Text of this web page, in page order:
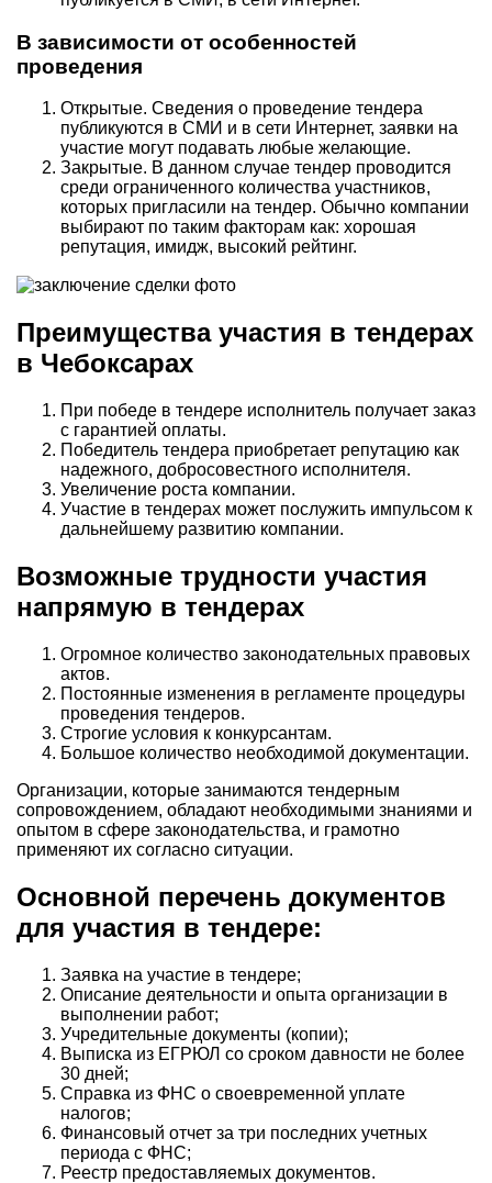
В зависимости от особенностей
проведения
Открытые. Сведения о проведение тендера
публикуются в СМИ и в сети Интернет, заявки на
участие могут подавать любые желающие.
Закрытые. В данном случае тендер проводится
среди ограниченного количества участников,
которых пригласили на тендер. Обычно компании
выбирают по таким факторам как: хорошая
репутация, имидж, высокий рейтинг.
Преимущества участия в тендерах
в Чебоксарах
При победе в тендере исполнитель получает заказ
с гарантией оплаты.
Победитель тендера приобретает репутацию как
надежного, добросовестного исполнителя.
Увеличение роста компании.
Участие в тендерах может послужить импульсом к
дальнейшему развитию компании.
Возможные трудности участия
напрямую в тендерах
Огромное количество законодательных правовых
актов.
Постоянные изменения в регламенте процедуры
проведения тендеров.
Строгие условия к конкурсантам.
Большое количество необходимой документации.
Организации, которые занимаются тендерным
сопровождением, обладают необходимыми знаниями и
опытом в сфере законодательства, и грамотно
применяют их согласно ситуации.
Основной перечень документов
для участия в тендере:
Заявка на участие в тендере;
Описание деятельности и опыта организации в
выполнении работ;
Учредительные документы (копии);
Выписка из ЕГРЮЛ со сроком давности не более
30 дней;
Справка из ФНС о своевременной уплате
налогов;
Финансовый отчет за три последних учетных
периода с ФНС;
Реестр предоставляемых документов.